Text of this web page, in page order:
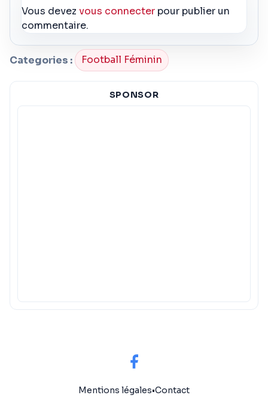
Vous devezvous connecter pour publier un
commentaire.
Categories : Football Féminin
SPONSOR
Mentions légales•Contact